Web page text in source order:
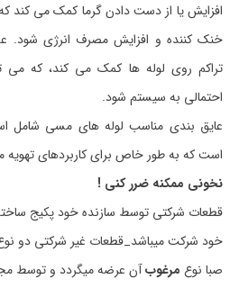
افزایش یا از دست دادن گرما کمک می کند
خنک کننده و افزایش مصرف انرژی شود.
تراکم روی لوله ها کمک می کند، که
احتمالی به سیستم شود.
عایق بندی مناسب لوله های مسی شامل
است که به طور خاص برای کاربردهای
نخونی ممکنه ضرر کنی !
قطعات شرکتی توسط سازنده خود پکیج ساخته
خود شرکت میباشد_قطعات غیر شرکتی دو
صبا نوع مرغوبآن عرضه میگردد و توسط